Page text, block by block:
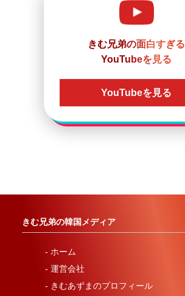
きむ兄弟の面白すぎる
YouTubeを見る
YouTubeを見る
きむ兄弟の韓国メディア
- ホーム
- 運営会社
- きむあずまのプロフィール